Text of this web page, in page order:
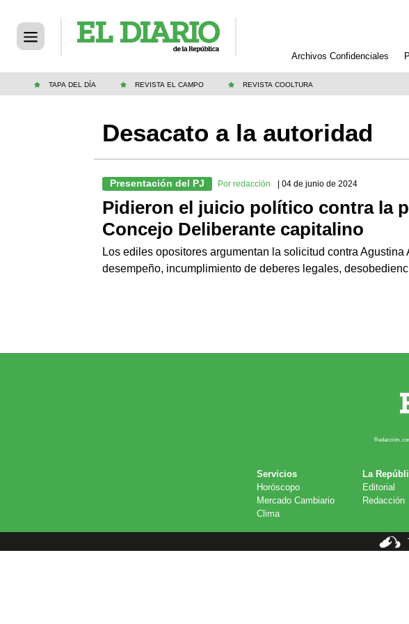
Archivos Confidenciales
TAPA DEL DÍA REVISTA EL CAMPO REVISTA COOLTURA
Desacato a la autoridad
Presentación del PJ Por redacción | 04 de junio de 2024
Pidieron el juicio político contra la
Concejo Deliberante capitalino
Los ediles opositores argumentan la solicitud contra Agustina
desempeño, incumplimiento de deberes legales,
Redacción,
Servicios
Horóscopo
Mercado Cambiario
Clima
La
Editorial
Redacción